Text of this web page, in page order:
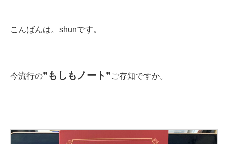
こんばんは。shunです。
今流行の”もしもノート” ご存知ですか。